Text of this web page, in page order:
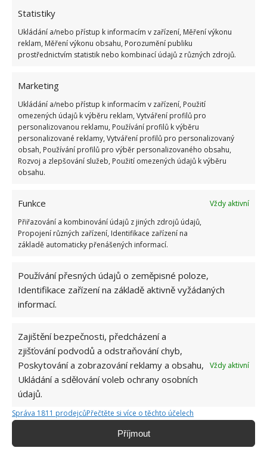
Statistiky
Ukládání a/nebo přístup k informacím v zařízení, Měření výkonu
reklam, Měření výkonu obsahu, Porozumění publiku
prostřednictvím statistik nebo kombinací údajů z různých zdrojů.
Marketing
Ukládání a/nebo přístup k informacím v zařízení, Použití
omezených údajů k výběru reklam, Vytváření profilů pro
personalizovanou reklamu, Používání profilů k výběru
personalizované reklamy, Vytváření profilů pro personalizovaný
obsah, Používání profilů pro výběr personalizovaného obsahu,
Rozvoj a zlepšování služeb, Použití omezených údajů k výběru
obsahu.
Funkce
Vždy aktivní
Přiřazování a kombinování údajů z jiných zdrojů údajů,
Propojení různých zařízení, Identifikace zařízení na
základě automaticky přenášených informací.
Používání přesných údajů o zeměpisné poloze,
Identifikace zařízení na základě aktivně vyžádaných
informací.
Zajištění bezpečnosti, předcházení a
zjišťování podvodů a odstraňování chyb,
Poskytování a zobrazování reklamy a obsahu,
Ukládání a sdělování voleb ochrany osobních
údajů.
Vždy aktivní
Správa 1811 prodejcůPřečtěte si více o těchto účelech
Příjmout
Problémy s odpady se samozřejmě netýkají jen
černých skládek v obcích či mimo ně. Nepříjemné
situace mohou nastat i na obyčejné chodbě
panelového domu, kde si někteří spoluobčané
odkládají své pytle s odpadky , aby jim nezavazely v
jejich domácnosti, o čemž jsme již na BydlímeÚtulně
psali.